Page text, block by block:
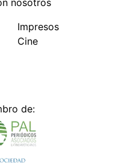
nosotros
Impresos
Cine
de: